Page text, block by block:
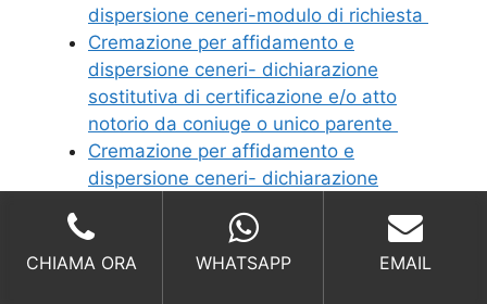
dispersione ceneri-modulo di richiesta
Cremazione per affidamento e
dispersione ceneri- dichiarazione
sostitutiva di certificazione e/o atto
notorio da coniuge o unico parente
Cremazione per affidamento e
dispersione ceneri- dichiarazione
CHIAMA ORA WHATSAPP EMAIL